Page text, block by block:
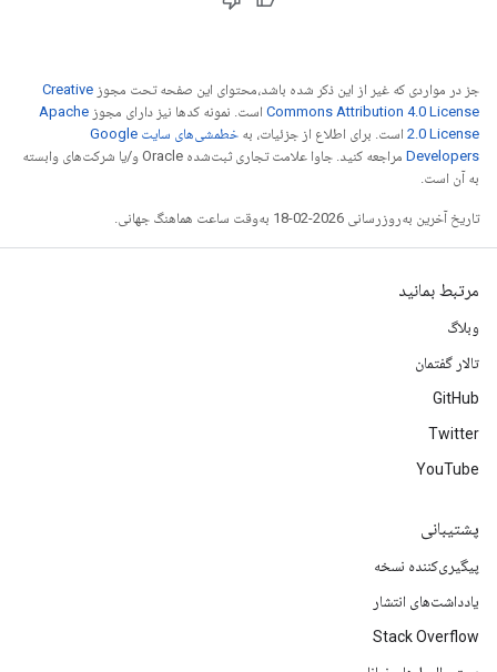
جز در مواردی که غیر از این ذکر شده باشد،‌محتوای این صفحه تحت مجوز Creative
Commons Attribution 4.0 License است. نمونه کدها نیز دارای مجوز Apache
2.0 License است. برای اطلاع از جزئیات، به
خطمشی‌های سایت Google
Developers‏
مراجعه کنید. جاوا علامت تجاری ثبت‌شده Oracle و/یا شرکت‌های وابسته
به آن است.
تاریخ آخرین به‌روزرسانی 2026-02-18 به‌وقت ساعت هماهنگ جهانی.
مرتبط بمانید
وبلاگ
تالار گفتمان
GitHub
Twitter
YouTube
پشتیبانی
پیگیری‌کننده نسخه
یادداشت‌های انتشار
Stack Overflow